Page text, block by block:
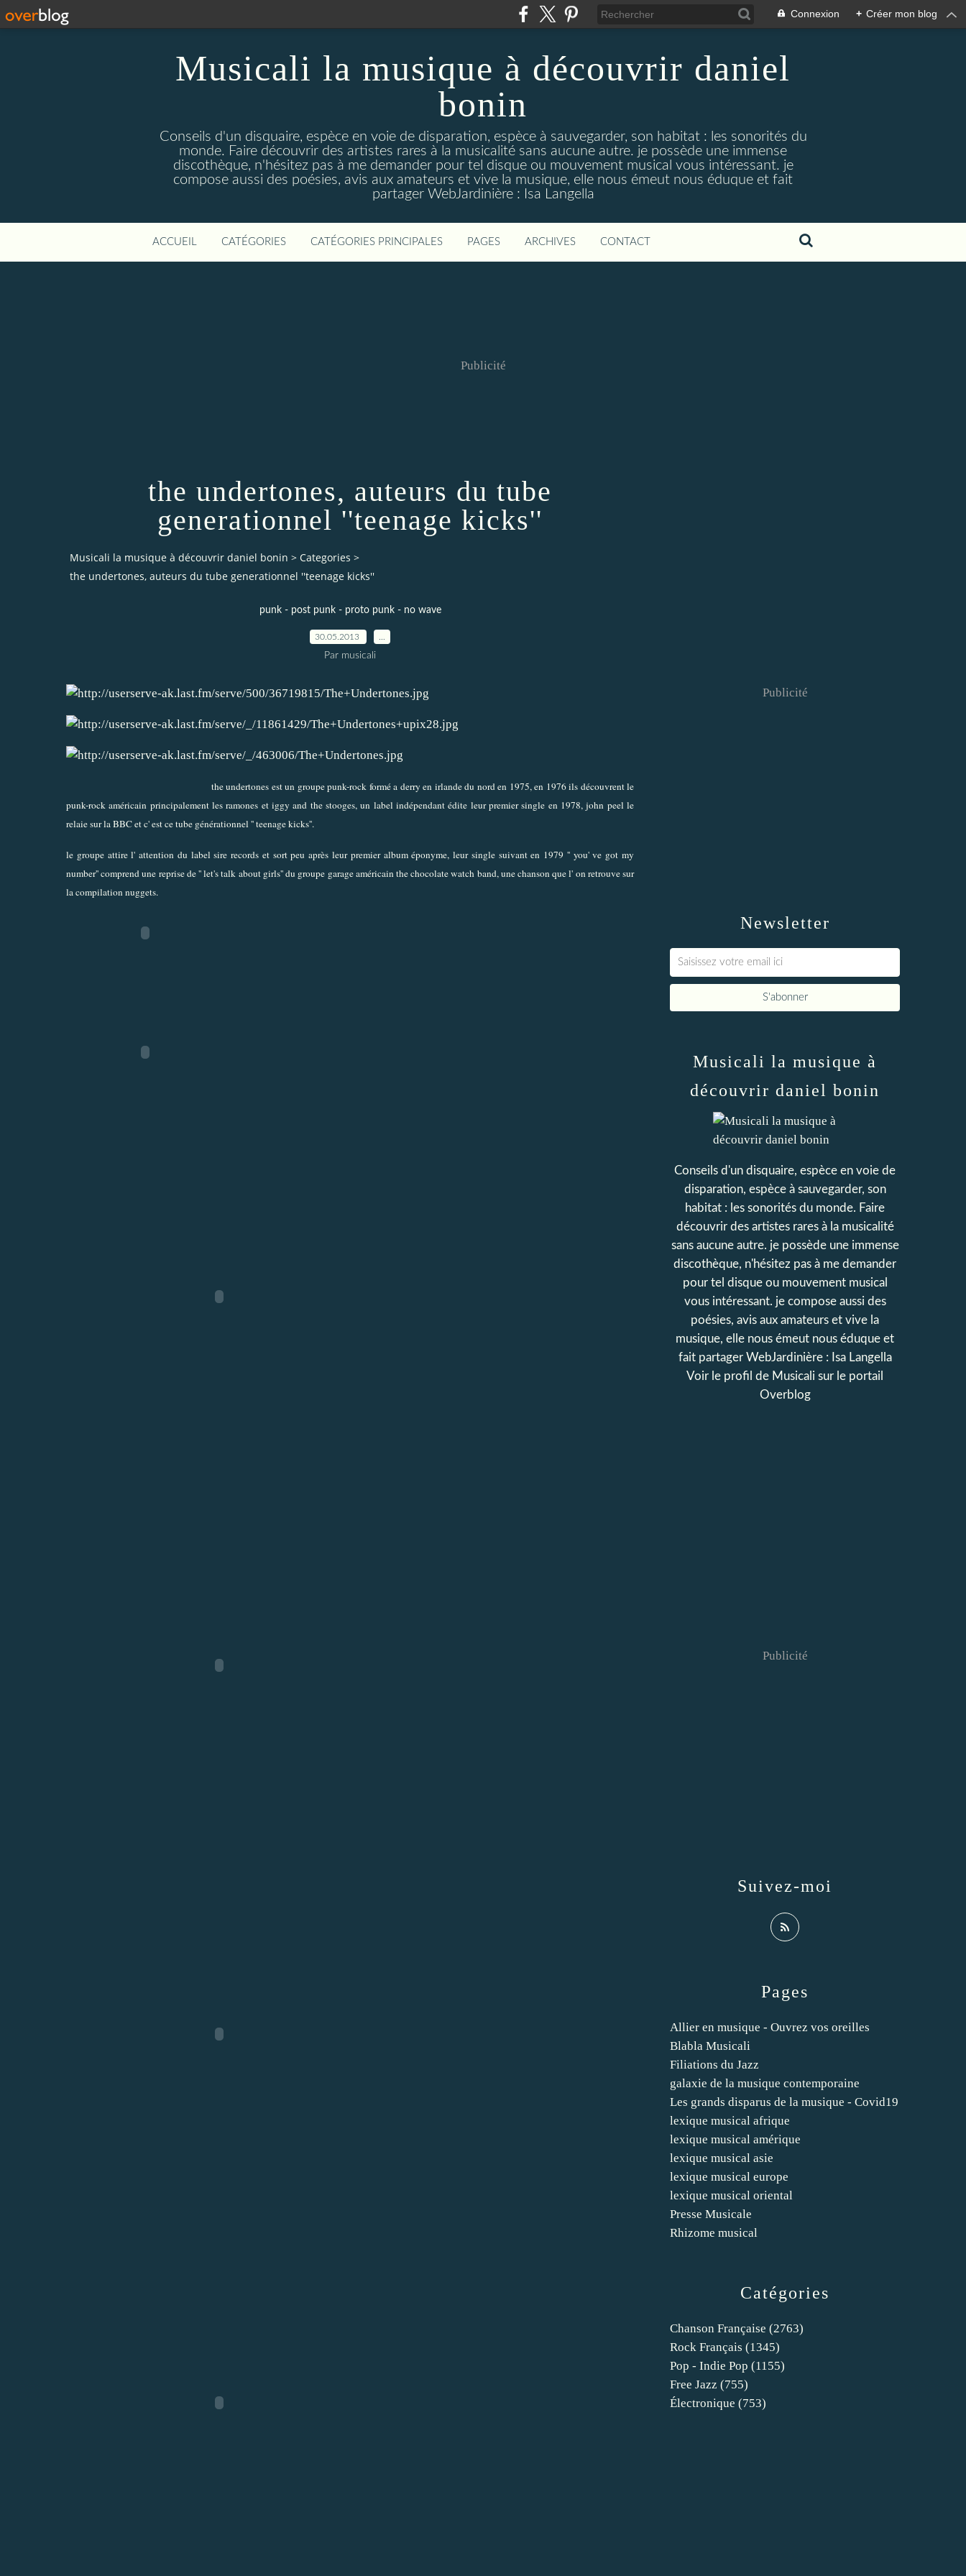
Connexion + Créer mon blog
Musicali la musique à découvrir daniel
bonin
Conseils d'un disquaire, espèce en voie de disparation, espèce à sauvegarder, son habitat : les sonorités du
monde. Faire découvrir des artistes rares à la musicalité sans aucune autre. je possède une immense
discothèque, n'hésitez pas à me demander pour tel disque ou mouvement musical vous intéressant. je
compose aussi des poésies, avis aux amateurs et vive la musique, elle nous émeut nous éduque et fait
partager WebJardinière : Isa Langella
ACCUEIL CATÉGORIES CATÉGORIES PRINCIPALES PAGES ARCHIVES CONTACT
Publicité
the undertones, auteurs du tube
generationnel ''teenage kicks''
Musicali la musique à découvrir daniel bonin > Categories >
the undertones, auteurs du tube generationnel ''teenage kicks''
punk - post punk - proto punk - no wave
30.05.2013
Par musicali
the undertones est un groupe punk-rock formé a derry en irlande du nord en 1975, en 1976 ils découvrent le
punk-rock américain principalement les ramones et iggy and the stooges, un label indépendant édite leur premier single en 1978, john peel le
relaie sur la BBC et c' est ce tube générationnel '' teenage kicks''.
le groupe attire l' attention du label sire records et sort peu après leur premier album éponyme, leur single suivant en 1979 '' you' ve got my
number'' comprend une reprise de '' let's talk about girls'' du groupe garage américain the chocolate watch band, une chanson que l' on retrouve sur
la compilation nuggets.
Newsletter
Publicité
Catégories
Chanson Française (2763)
Rock Français (1345)
Pop - Indie Pop (1155)
Free Jazz (755)
Électronique (753)
Pages
Allier en musique - Ouvrez vos oreilles
Blabla Musicali
Filiations du Jazz
galaxie de la musique contemporaine
Les grands disparus de la musique - Covid19
lexique musical afrique
lexique musical amérique
lexique musical asie
lexique musical europe
lexique musical oriental
Presse Musicale
Rhizome musical
Musicali la musique à
découvrir daniel bonin
Conseils d'un disquaire, espèce en voie de
disparation, espèce à sauvegarder, son
habitat : les sonorités du monde. Faire
découvrir des artistes rares à la musicalité
sans aucune autre. je possède une immense
discothèque, n'hésitez pas à me demander
pour tel disque ou mouvement musical
vous intéressant. je compose aussi des
poésies, avis aux amateurs et vive la
musique, elle nous émeut nous éduque et
fait partager WebJardinière : Isa Langella
Voir le profil de Musicali sur le portail
Overblog
Suivez-moi
Publicité